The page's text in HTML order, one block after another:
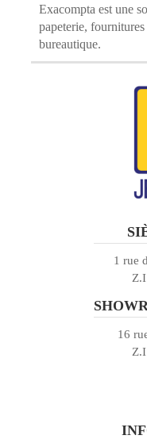
Exacompta est une
papeterie,
bureautique.
1 rue
16